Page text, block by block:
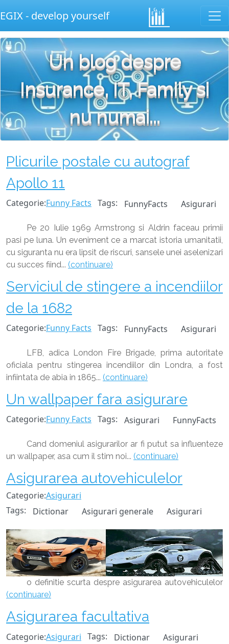
EGIX - develop yourself
Un blog despre
Insurance, IT, Family si
nu numai...
Plicurile postale cu autograf
Apollo 11
Categorie:Funny Facts Tags: FunnyFacts Asigurari
Pe 20 Iulie 1969 Armstrong si Aldrin faceau primii
pasi pe luna. Un eveniment ce a marcat istoria umanitatii,
cu siguranta nu era lipsit de riscuri, sansele unei aselenizari
cu succes fiind... (continuare)
Serviciul de stingere a incendiilor
de la 1682
Categorie:Funny Facts Tags: FunnyFacts Asigurari
LFB, adica London Fire Brigade, prima autoritate
oficiala pentru stingerea incendiilor din Londra, a fost
infiintata de abia in 1865... (continuare)
Un wallpaper fara asigurare
Categorie:Funny Facts Tags: Asigurari FunnyFacts
Cand domeniul asigurarilor ar fi putut sa influenteze
un wallpaper, asa cum il stim noi... (continuare)
Asigurarea autovehiculelor
Categorie:Asigurari
Tags:
Dictionar Asigurari generale Asigurari
o definitie scurta despre asigurarea autovehiculelor
(continuare)
Asigurarea facultativa
Categorie:Asigurari Tags: Dictionar Asigurari